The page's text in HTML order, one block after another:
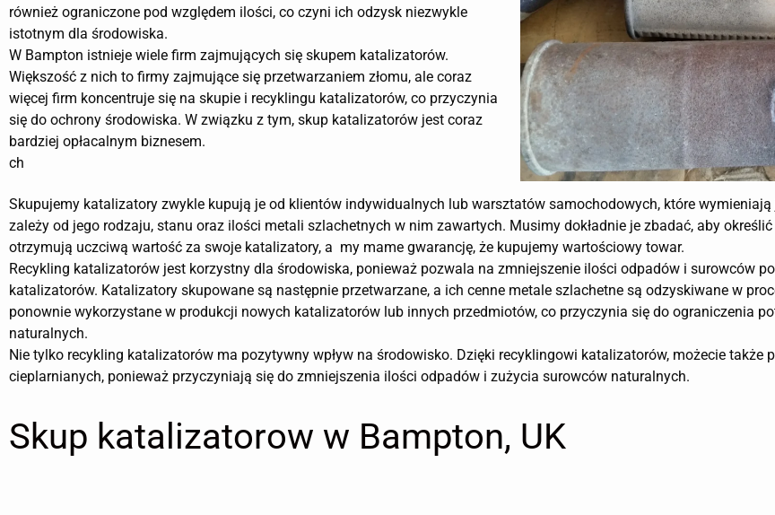
również ograniczone pod względem ilości, co czyni ich odzysk niezwykle
istotnym dla środowiska.
W Bampton istnieje wiele firm zajmujących się skupem katalizatorów.
Większość z nich to firmy zajmujące się przetwarzaniem złomu, ale coraz
więcej firm koncentruje się na skupie i recyklingu katalizatorów, co przyczynia
się do ochrony środowiska. W związku z tym, skup katalizatorów jest coraz
bardziej opłacalnym biznesem.
ch
Skupujemy katalizatory zwykle kupują je od klientów indywidualnych lub warsztatów samochodowych, które
zależy od jego rodzaju, stanu oraz ilości metali szlachetnych w nim zawartych. Musimy dokładnie je zbadać, aby
otrzymują uczciwą wartość za swoje katalizatory, a my mame gwarancję, że kupujemy wartościowy towar.
Recykling katalizatorów jest korzystny dla środowiska, ponieważ pozwala na zmniejszenie ilości odpadów i surowców
katalizatorów. Katalizatory skupowane są następnie przetwarzane, a ich cenne metale szlachetne są odzyskiwane w
ponownie wykorzystane w produkcji nowych katalizatorów lub innych przedmiotów, co przyczynia się do ograniczenia
naturalnych.
Nie tylko recykling katalizatorów ma pozytywny wpływ na środowisko. Dzięki recyklingowi katalizatorów, możecie także
cieplarnianych, ponieważ przyczyniają się do zmniejszenia ilości odpadów i zużycia surowców naturalnych.
Skup katalizatorow w Bampton, UK